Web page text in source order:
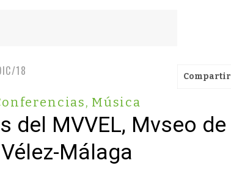
18 Compartir
, Música
del MVVEL, Mvseo de
Vélez-Málaga